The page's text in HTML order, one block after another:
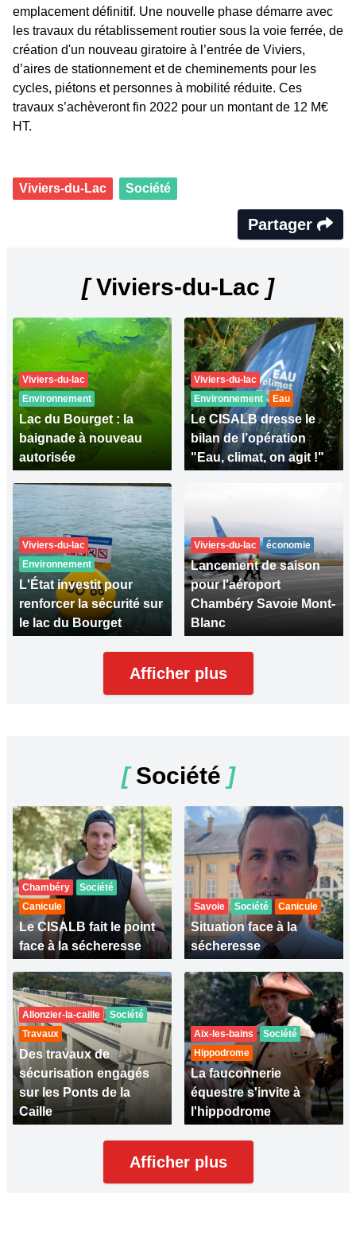
emplacement définitif. Une nouvelle phase démarre avec
les travaux du rétablissement routier sous la voie ferrée, de
création d'un nouveau giratoire à l’entrée de Viviers,
d’aires de stationnement et de cheminements pour les
cycles, piétons et personnes à mobilité réduite. Ces
travaux s’achèveront fin 2022 pour un montant de 12 M€
HT.
Viviers-du-Lac Société
Partager
[Viviers-du-Lac ]
Viviers-du-lac
Environnement
Lac du Bourget : la
baignade à nouveau
autorisée
Viviers-du-lac
Environnement
Eau
Le CISALB dresse le
bilan de l’opération
"Eau, climat, on agit !"
Viviers-du-lac
Environnement
L'État investit pour
renforcer la sécurité sur
le lac du Bourget
Viviers-du-lac économie
Lancement de saison
pour l'aéroport
Chambéry Savoie Mont-
Blanc
Afficher plus
[Société ]
Chambéry
Société
Canicule
Le CISALB fait le point
face à la sécheresse
Savoie Société Canicule
Situation face à la
sécheresse
Allonzier-la-caille
Société
Travaux
Des travaux de
sécurisation engagés
sur les Ponts de la
Caille
Aix-les-bains
Société
Hippodrome
La fauconnerie
équestre s'invite à
l'hippodrome
Afficher plus